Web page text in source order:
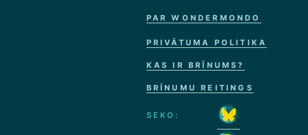
PAR WONDERMONDO
PRIVĀTUMA POLITIKA
KAS IR BRĪNUMS?
BRĪNUMU REITINGS
SEKO: